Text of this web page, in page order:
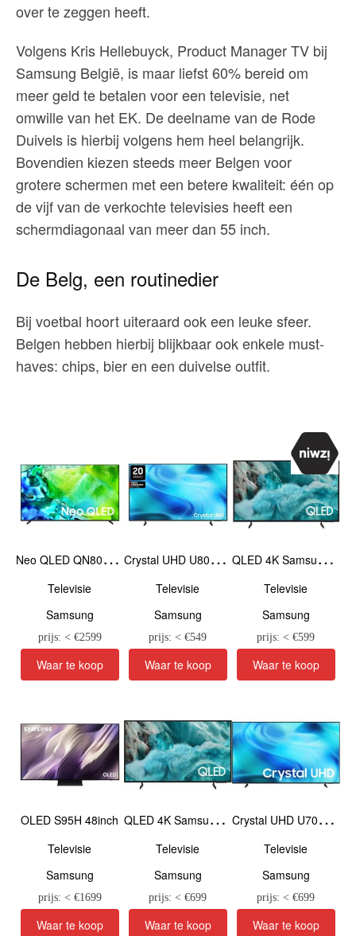
over te zeggen heeft.
Volgens Kris Hellebuyck, Product Manager TV bij
Samsung België, is maar liefst 60% bereid om
meer geld te betalen voor een televisie, net
omwille van het EK. De deelname van de Rode
Duivels is hierbij volgens hem heel belangrijk.
Bovendien kiezen steeds meer Belgen voor
grotere schermen met een betere kwaliteit: één op
de vijf van de verkochte televisies heeft een
schermdiagonaal van meer dan 55 inch.
De Belg, een routinedier
Bij voetbal hoort uiteraard ook een leuke sfeer.
Belgen hebben hierbij blijkbaar ook enkele must-
haves: chips, bier en een duivelse outfit.
N
eo QLED QN80H 85inch
Televisie
Samsung
prijs: < €2599
C
rystal UHD U8090H 55nch
Televisie
Samsung
prijs: < €549
Q
LED 4K Samsung Vision AI Smart TV Q7FA (2025) 50inch
Televisie
Samsung
prijs: < €599
OLED S95H 48inch
Televisie
Samsung
prijs: < €1699
Q
LED 4K Samsung Vision AI Smart TV Q7F3 (2025) 55inch
Televisie
Samsung
prijs: < €699
C
rystal UHD U7020H 65inch
Televisie
Samsung
prijs: < €699